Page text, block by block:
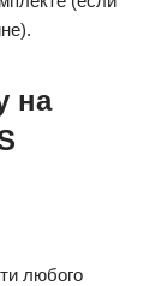
на
любого